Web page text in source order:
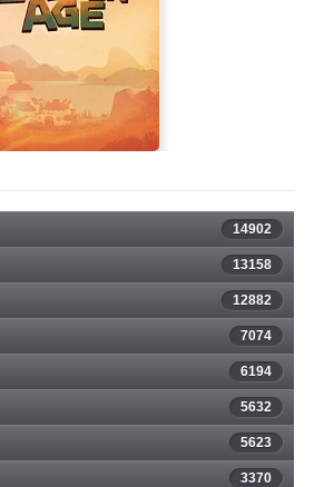
14902
13158
12882
7074
6194
5632
5623
3370